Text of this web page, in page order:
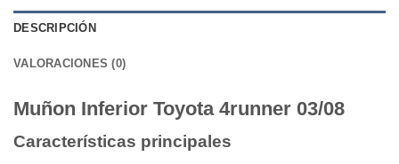
DESCRIPCIÓN
VALORACIONES (0)
Muñon Inferior Toyota 4runner 03/08
Características principales